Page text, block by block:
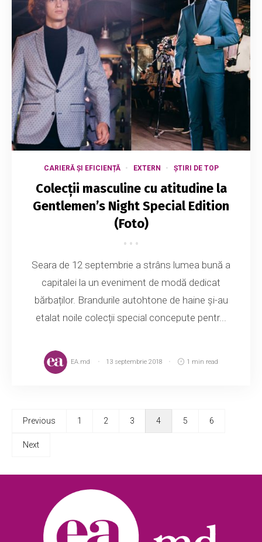
CARIERĂ ȘI EFICIENȚĂ EXTERN ȘTIRI DE TOP
Colecții masculine cu atitudine la
Gentlemen’s Night Special Edition
(Foto)
Seara de 12 septembrie a strâns lumea bună a
capitalei la un eveniment de modă dedicat
bărbaților. Brandurile autohtone de haine și-au
etalat noile colecții special concepute pentr...
EA.md 13 septembrie 2018 1 min read
Previous 1 2 3 4 5 6
Next